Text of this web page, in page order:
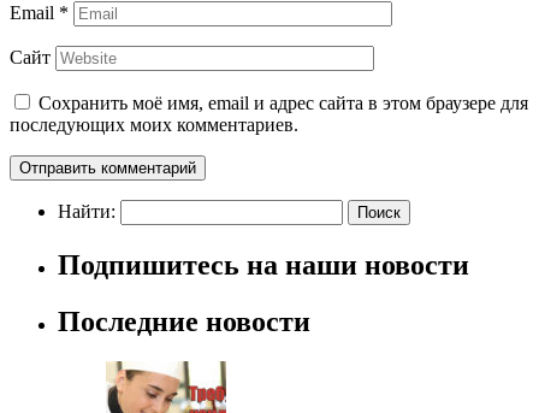
Email *
Сайт
Сохранить моё имя, email и адрес сайта в этом браузере для
последующих моих комментариев.
Найти:
Подпишитесь на наши новости
Последние новости